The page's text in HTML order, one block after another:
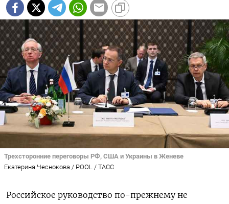
Трехсторонние переговоры РФ, США и Украины в Женеве
Екатерина Чеснокова / POOL / ТАСС
Российское руководство по-прежнему не